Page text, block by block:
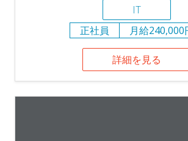
IT
正社員
月給240,000
詳細を見る